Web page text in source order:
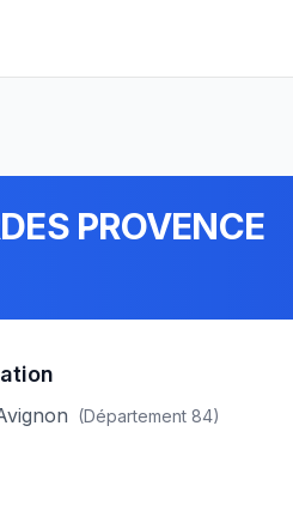
PROVENCE
(Département 84)